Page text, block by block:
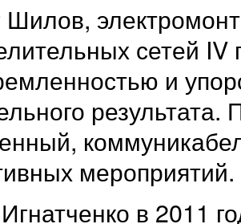
сетей
и
мероприятий.
в 2011